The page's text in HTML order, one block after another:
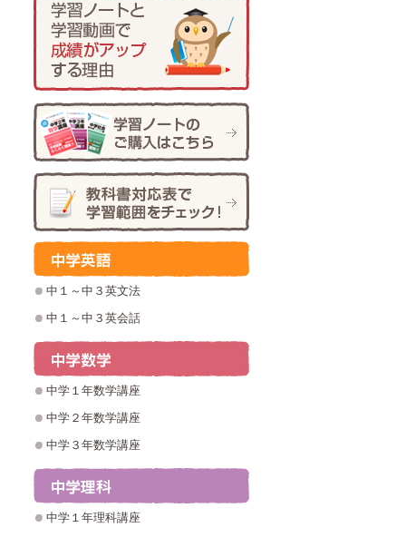
中１～中３英文法
中１～中３英会話
中学１年数学講座
中学２年数学講座
中学３年数学講座
中学１年理科講座